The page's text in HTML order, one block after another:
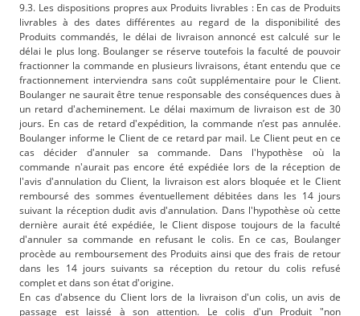
9.3. Les dispositions propres aux Produits livrables : En cas de Produits
livrables à des dates différentes au regard de la disponibilité des
Produits commandés, le délai de livraison annoncé est calculé sur le
délai le plus long. Boulanger se réserve toutefois la faculté de pouvoir
fractionner la commande en plusieurs livraisons, étant entendu que ce
fractionnement interviendra sans coût supplémentaire pour le Client.
Boulanger ne saurait être tenue responsable des conséquences dues à
un retard d'acheminement. Le délai maximum de livraison est de 30
jours. En cas de retard d'expédition, la commande n’est pas annulée.
Boulanger informe le Client de ce retard par mail. Le Client peut en ce
cas décider d'annuler sa commande. Dans l'hypothèse où la
commande n'aurait pas encore été expédiée lors de la réception de
l'avis d'annulation du Client, la livraison est alors bloquée et le Client
remboursé des sommes éventuellement débitées dans les 14 jours
suivant la réception dudit avis d'annulation. Dans l'hypothèse où cette
dernière aurait été expédiée, le Client dispose toujours de la faculté
d'annuler sa commande en refusant le colis. En ce cas, Boulanger
procède au remboursement des Produits ainsi que des frais de retour
dans les 14 jours suivants sa réception du retour du colis refusé
complet et dans son état d'origine.
En cas d'absence du Client lors de la livraison d'un colis, un avis de
passage est laissé à son attention. Le colis d'un Produit "non